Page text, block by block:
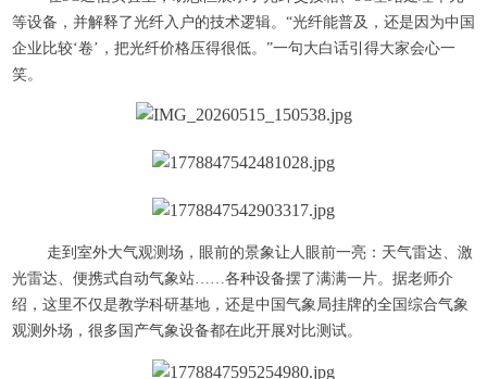
等设备，并解释了光纤入户的技术逻辑。“光纤能普及，还是因为中国
企业比较‘卷’，把光纤价格压得很低。”一句大白话引得大家会心一
笑。
走到室外大气观测场，眼前的景象让人眼前一亮：天气雷达、激
光雷达、便携式自动气象站……各种设备摆了满满一片。据老师介
绍，这里不仅是教学科研基地，还是中国气象局挂牌的全国综合气象
观测外场，很多国产气象设备都在此开展对比测试。